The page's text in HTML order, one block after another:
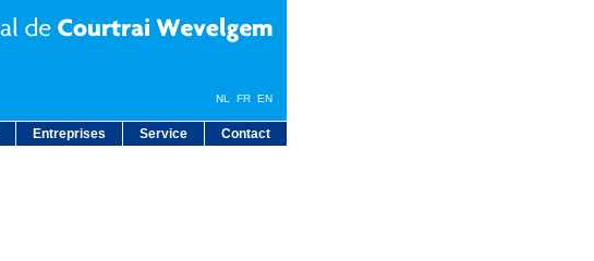
Entreprises Service Contact
NL FR EN